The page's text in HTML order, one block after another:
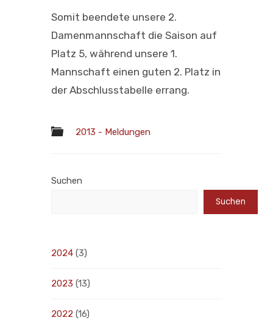
Somit beendete unsere 2.
Damenmannschaft die Saison auf
Platz 5, während unsere 1.
Mannschaft einen guten 2. Platz in
der Abschlusstabelle errang.
2013 - Meldungen
Suchen
Suchen
2024 (3)
2023 (13)
2022 (16)